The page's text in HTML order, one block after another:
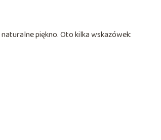
piękno. Oto kilka wskazówek: